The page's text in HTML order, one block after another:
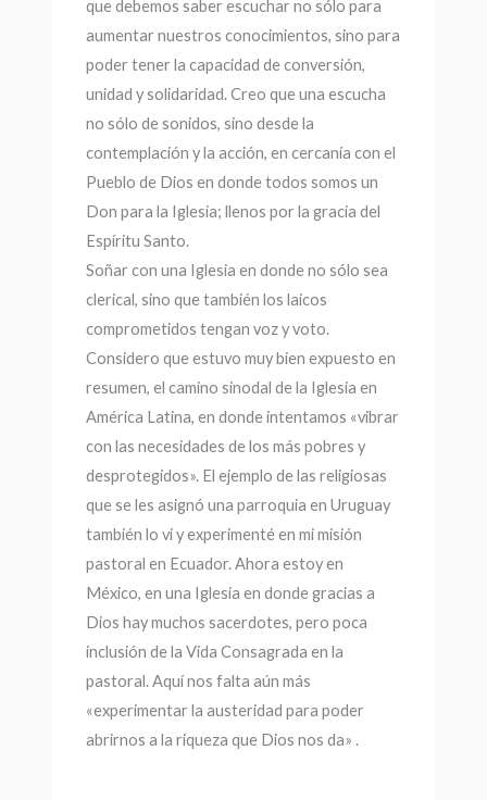
que debemos saber escuchar no sólo para
aumentar nuestros conocimientos, sino para
poder tener la capacidad de conversión,
unidad y solidaridad. Creo que una escucha
no sólo de sonidos, sino desde la
contemplación y la acción, en cercanía con el
Pueblo de Dios en donde todos somos un
Don para la Iglesia; llenos por la gracia del
Espíritu Santo.
Soñar con una Iglesia en donde no sólo sea
clerical, sino que también los laicos
comprometidos tengan voz y voto.
Considero que estuvo muy bien expuesto en
resumen, el camino sinodal de la Iglesia en
América Latina, en donde intentamos «vibrar
con las necesidades de los más pobres y
desprotegidos». El ejemplo de las religiosas
que se les asignó una parroquia en Uruguay
también lo vi y experimenté en mi misión
pastoral en Ecuador. Ahora estoy en
México, en una Iglesia en donde gracias a
Dios hay muchos sacerdotes, pero poca
inclusión de la Vida Consagrada en la
pastoral. Aquí nos falta aún más
«experimentar la austeridad para poder
abrirnos a la riqueza que Dios nos da» .